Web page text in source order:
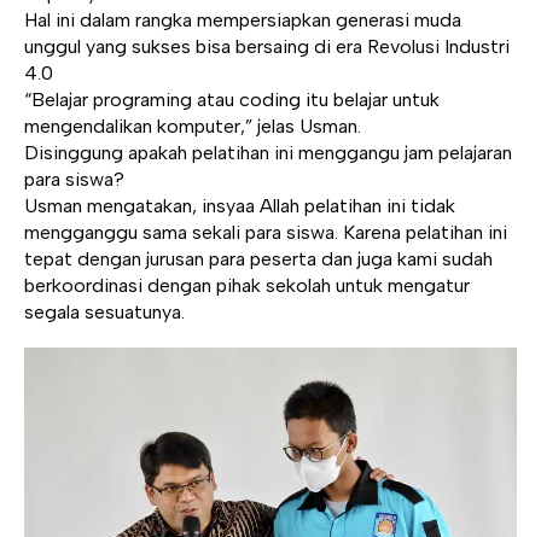
Hal ini dalam rangka mempersiapkan generasi muda
unggul yang sukses bisa bersaing di era Revolusi Industri
4.0
“Belajar programing atau coding itu belajar untuk
mengendalikan komputer,” jelas Usman.
Disinggung apakah pelatihan ini menggangu jam pelajaran
para siswa?
Usman mengatakan, insyaa Allah pelatihan ini tidak
mengganggu sama sekali para siswa. Karena pelatihan ini
tepat dengan jurusan para peserta dan juga kami sudah
berkoordinasi dengan pihak sekolah untuk mengatur
segala sesuatunya.